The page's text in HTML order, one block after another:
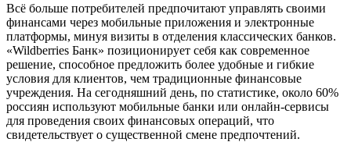
Всё больше потребителей предпочитают управлять своими
финансами через мобильные приложения и электронные
платформы, минуя визиты в отделения классических банков.
«Wildberries Банк» позиционирует себя как современное
решение, способное предложить более удобные и гибкие
условия для клиентов, чем традиционные финансовые
учреждения. На сегодняшний день, по статистике, около 60%
россиян используют мобильные банки или онлайн-сервисы
для проведения своих финансовых операций, что
свидетельствует о существенной смене предпочтений.